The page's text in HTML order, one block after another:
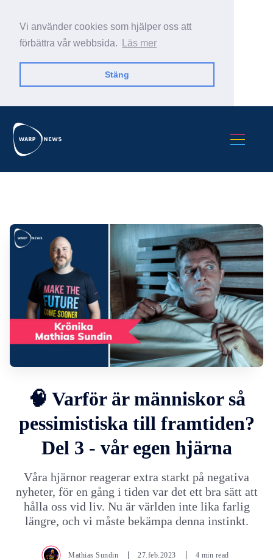
Vi använder cookies som hjälper oss att
förbättra vår webbsida.
Läs mer
Stäng
🧠 Varför är människor så
pessimistiska till framtiden?
Del 3 - vår egen hjärna
Våra hjärnor reagerar extra starkt på negativa
nyheter, för en gång i tiden var det ett bra sätt att
hålla oss vid liv. Nu är världen inte lika farlig
längre, och vi måste bekämpa denna instinkt.
Mathias Sundin 27.feb.2023 4 min read